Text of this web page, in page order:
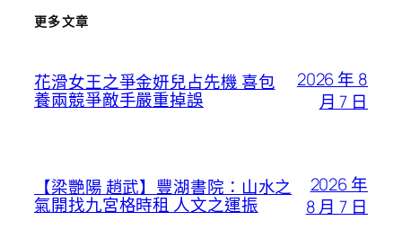
更多文章
花滑女王之爭金妍兒占先機 喜包
養兩競爭敵手嚴重掉誤
2026 年 8
月 7 日
【梁艷陽 趙武】豐湖書院：山水之
氣開找九宮格時租 人文之運振
2026 年
8 月 7 日